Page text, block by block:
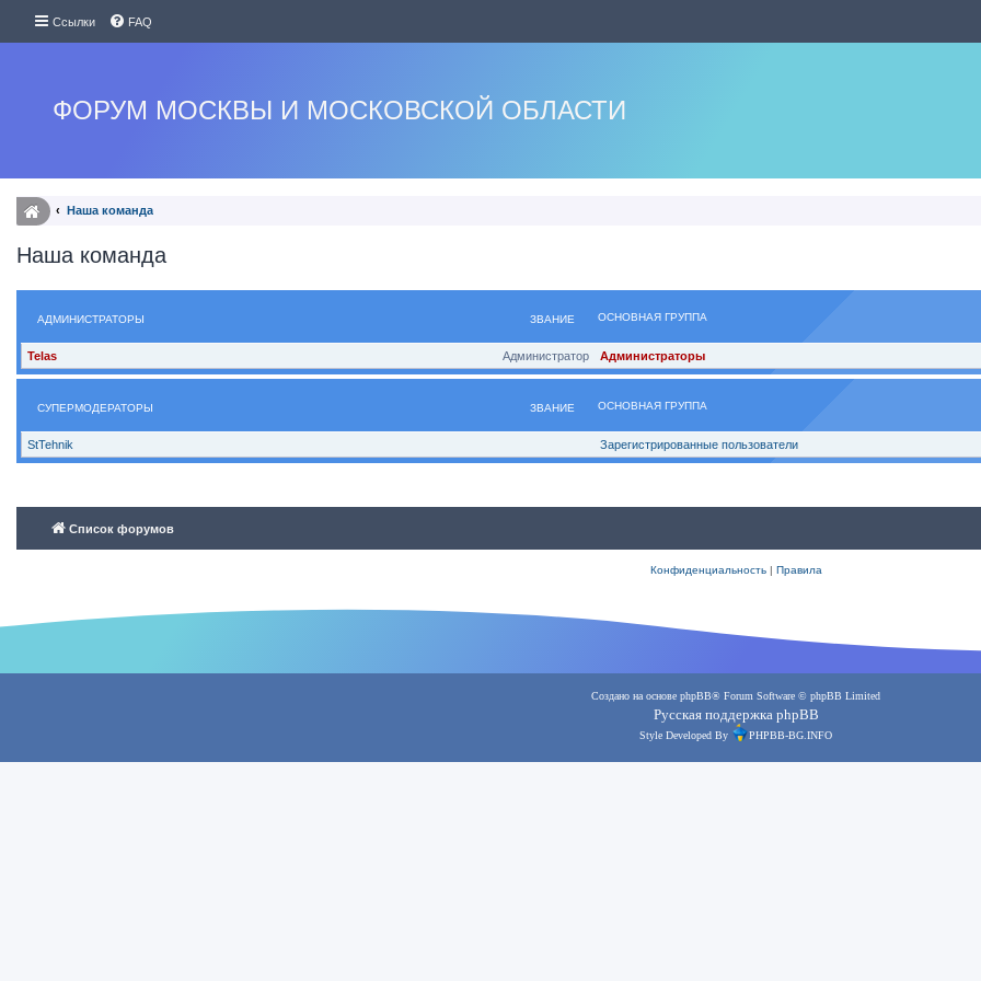
Ссылки FAQ
ФОРУМ МОСКВЫ И МОСКОВСКОЙ ОБЛАСТИ
Наша команда
Наша команда
ЗВАНИЕ
АДМИНИСТРАТОРЫ ОСНОВНАЯ ГРУППА
Администратор
Telas Администраторы
ЗВАНИЕ
СУПЕРМОДЕРАТОРЫ ОСНОВНАЯ ГРУППА
StTehnik Зарегистрированные пользователи
Список форумов
Конфиденциальность| Правила
Создано на основе phpBB® Forum Software © phpBB Limited
Русская поддержка phpBB
Style Developed By PHPBB-BG.INFO